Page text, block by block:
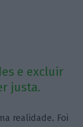
e excluir
justa.
realidade. Foi